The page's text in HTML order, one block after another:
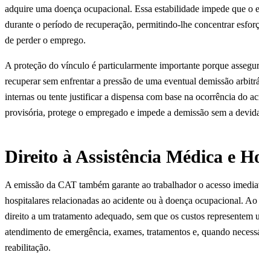
adquire uma doença ocupacional. Essa estabilidade impede que o
durante o período de recuperação, permitindo-lhe concentrar
de perder o emprego.
A proteção do vínculo é particularmente importante porque
recuperar sem enfrentar a pressão de uma eventual demissão
internas ou tente justificar a dispensa com base na ocorrência do
provisória, protege o empregado e impede a demissão sem a
Direito à Assistência Médica e
A emissão da CAT também garante ao trabalhador o acesso
hospitalares relacionadas ao acidente ou à doença ocupacional.
direito a um tratamento adequado, sem que os custos
atendimento de emergência, exames, tratamentos e, quando
reabilitação.